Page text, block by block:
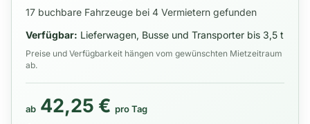
17 buchbare Fahrzeuge bei 4 Vermietern gefunden
Verfügbar: Lieferwagen, Busse und Transporter bis 3,5 t
Preise und Verfügbarkeit hängen vom gewünschten Mietzeitraum
ab.
ab 42,25 € pro Tag